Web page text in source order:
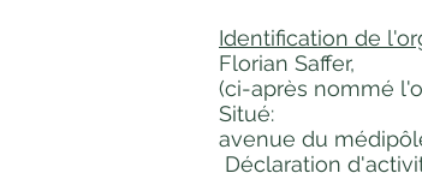
Identification de
Florian Saffer,
(ci-après nommé
Situé:
avenue du
Déclaration